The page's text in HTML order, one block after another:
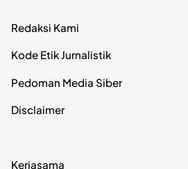
Redaksi Kami
Kode Etik Jurnalistik
Pedoman Media Siber
Disclaimer
Kerjasama